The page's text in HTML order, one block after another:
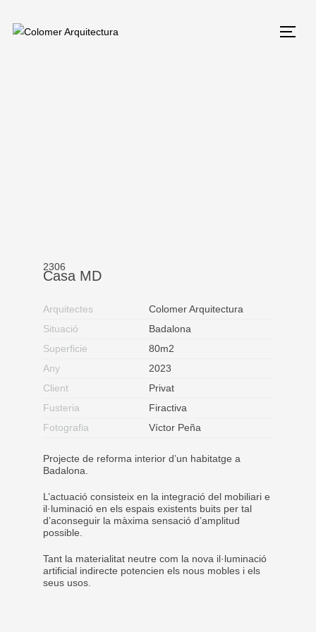
2306
Casa MD
Arquitectes
Colomer Arquitectura
Situació
Badalona
Superficie
80m2
Any
2023
Client
Privat
Fusteria
Firactiva
Fotografia
Víctor Peña
Projecte de reforma interior d’un habitatge a
Badalona.
L’actuació consisteix en la integració del mobiliari e
il·luminació en els espais existents buits per tal
d’aconseguir la màxima sensació d’amplitud
possible.
Tant la materialitat neutre com la nova il·luminació
artificial indirecte potencien els nous mobles i els
seus usos.